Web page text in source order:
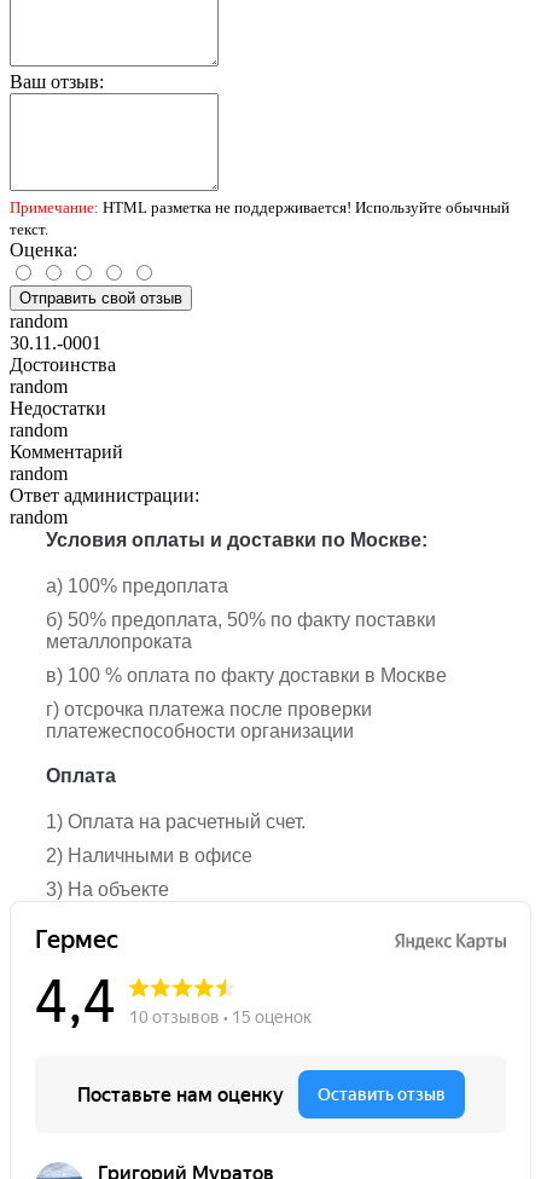
Ваш отзыв:
Примечание: HTML разметка не поддерживается! Используйте обычный
текст.
Оценка:
Отправить свой отзыв
random
30.11.-0001
Достоинства
random
Недостатки
random
Комментарий
random
Ответ администрации:
random
Условия оплаты и доставки по Москве:
а) 100% предоплата
б) 50% предоплата, 50% по факту поставки
металлопроката
в) 100 % оплата по факту доставки в Москве
г) отсрочка платежа после проверки
платежеспособности организации
Оплата
1) Оплата на расчетный счет.
2) Наличными в офисе
3) На объекте